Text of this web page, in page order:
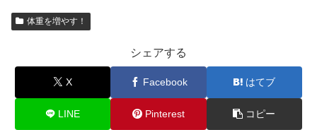
体重を増やす！
シェアする
X Facebook はてブ
LINE Pinterest コピー